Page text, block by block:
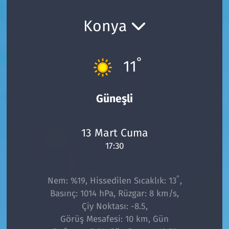
Konya
11°
Güneşli
13 Mart Cuma
17:30
Nem: %19, Hissedilen Sıcaklık: 13° ,
Basınç: 1014 hPa, Rüzgar: 8 km/s,
Çiy Noktası: -8.5,
Görüş Mesafesi: 10 km, Gün
Şarköy